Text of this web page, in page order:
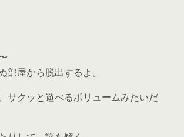
部屋から脱出するよ。
サクッと遊べるボリュームみたいだ